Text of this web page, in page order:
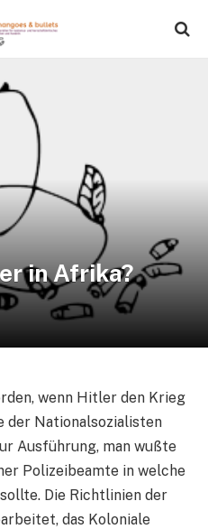
in Afrika?
wenn Hitler den Krieg
der Nationalsozialisten
Ausführung, man wußte
Polizeibeamte in welche
Die Richtlinien der
das Koloniale